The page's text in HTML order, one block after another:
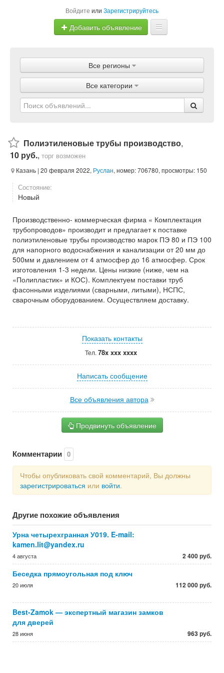
Войдите или Зарегистрируйтесь
Добавить объявление
Объявления
Магазины
Услуги
Все регионы
Все категории
Полиэтиленовые трубы производство,
10 руб., торг возможен
Казань | 20 февраля 2022, Руслан, номер: 706780, просмотры: 150
Состояние:
Новый
Производственно- коммерческая фирма « Комплектация
трубопроводов» производит и предлагает к поставке
полиэтиленовые трубы производство марок ПЭ 80 и ПЭ 100
для напорного водоснабжения и канализации от 20 мм до
500мм и давлением от 4 атмосфер до 16 атмосфер. Срок
изготовления 1-3 недели. Цены низкие (ниже, чем на
«Полипластик» и КОС). Комплектуем поставки труб
фасонными изделиями (сварными, литыми), НСПС,
сварочным оборудованием. Осуществляем доставку.
Показать контакты
Тел. 78x xxx xxxx
Написать сообщение
Все объявления автора
Продвинуть объявление
Комментарии 0
Чтобы опубликовать свой комментарий, Вы должны
зарегистрироваться или войти.
Другие похожие объявления
Урна четырехгранная У019. E-mail:
kamen.lit@yandex.ru
4 августа 2 400 руб.
Беседка прямоугольная под ключ
20 июля 112 000 руб.
Best-Zamok — экспертный магазин замков
для дверей
28 июня 963 руб.